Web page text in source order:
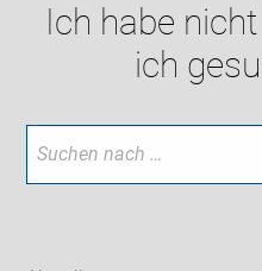
Ich habe
ich